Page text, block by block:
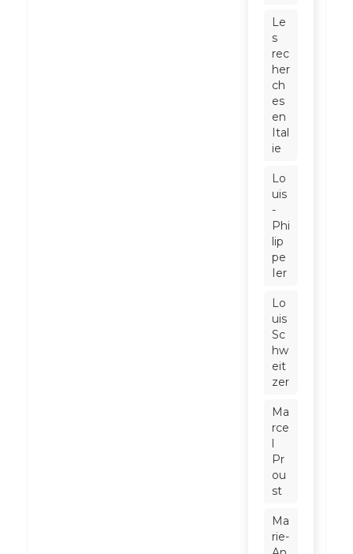
Le
s
rec
her
ch
es
en
Ital
ie
Lo
uis
-
Phi
lip
pe
Ier
Lo
uis
Sc
hw
eit
zer
Ma
rce
l
Pr
ou
st
Ma
rie-